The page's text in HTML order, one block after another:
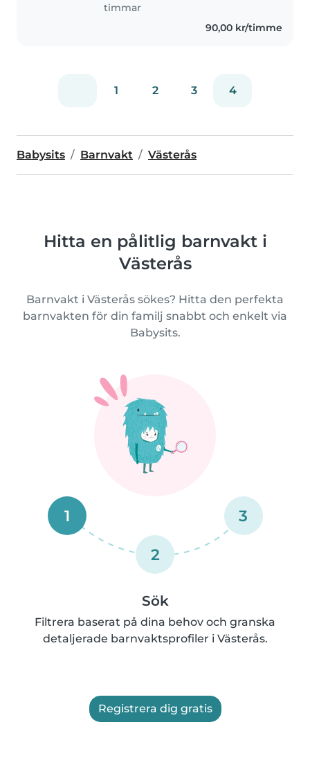
timmar
90,00 kr/timme
1 2 3 4
Babysits Barnvakt Västerås
Hitta en pålitlig barnvakt i
Västerås
Barnvakt i Västerås sökes? Hitta den perfekta
barnvakten för din familj snabbt och enkelt via
Babysits.
1
2
3
Sök
Filtrera baserat på dina behov och granska
detaljerade barnvaktsprofiler i Västerås.
Registrera dig gratis